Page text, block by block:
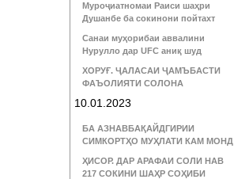
Муроҷиатномаи Раиси шаҳри
Душанбе ба сокинони пойтахт
Санаи муҳорибаи аввалини
Нурулло дар UFC аниқ шуд
ХОРУҒ. ҶАЛАСАИ ҶАМЪБАСТИ
ФАЪОЛИЯТИ СОЛОНА
10.01.2023
БА АЗНАВБАҚАЙДГИРИИ
СИМКОРТҲО МУҲЛАТИ КАМ МОНД
ҲИСОР. ДАР АРАФАИ СОЛИ НАВ
217 СОКИНИ ШАҲР СОҲИБИ